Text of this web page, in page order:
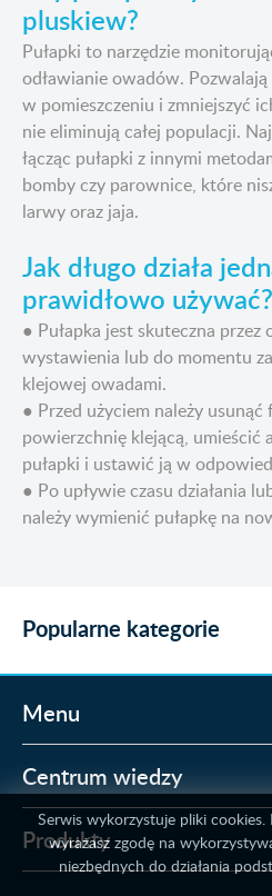
pluskiew?
Pułapki to narzędzie
odławianie owadów.
w pomieszczeniu i zmniejszyć
nie eliminują całej populacji.
łącząc pułapki z innymi
bomby czy parownice, które
larwy oraz jaja.
Jak długo działa
prawidłowo używać?
● Pułapka jest skuteczna przez
wystawienia lub do momentu
klejowej owadami.
● Przed użyciem należy usunąć
powierzchnię klejącą,
pułapki i ustawić ją w
● Po upływie czasu działania
należy wymienić pułapkę na
Popularne kategorie
Menu
Centrum wiedzy
Produkty
Serwis wykorzystuje pliki cookies.
wyrażasz zgodę na
niezbędnych do działania